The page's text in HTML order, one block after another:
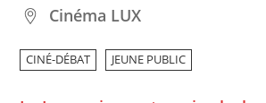
Cinéma LUX
CINÉ-DÉBAT JEUNE PUBLIC